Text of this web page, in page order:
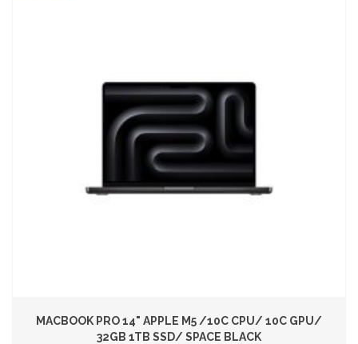
MACBOOK PRO 14" APPLE M5 /10C CPU/ 10C GPU/
32GB 1TB SSD/ SPACE BLACK